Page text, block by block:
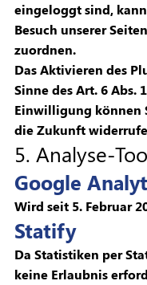
eingeloggt sind,
Besuch unserer
zuordnen.
Das Aktivieren des
Sinne des Art. 6 Abs.
Einwilligung können
die Zukunft
5. Analyse-
Google
Wird seit 5. Februar
Statify
Da Statistiken per
keine Erlaubnis